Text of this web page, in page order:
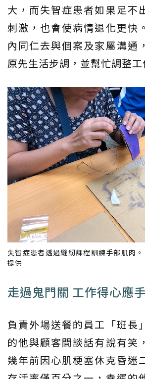
大，而失智症患者如果足不
刺激，也會使病情退化更快
內同仁去與個案及家屬溝通
原先生活步調，並幫忙調整工
失智症患者透過縫紉課程訓練手部肌肉
提供
走過鬼門關 工作得心應手
負責外場送餐的員工「班長
的他與顧客間談話有說有笑
幾年前因心肌梗塞休克昏迷